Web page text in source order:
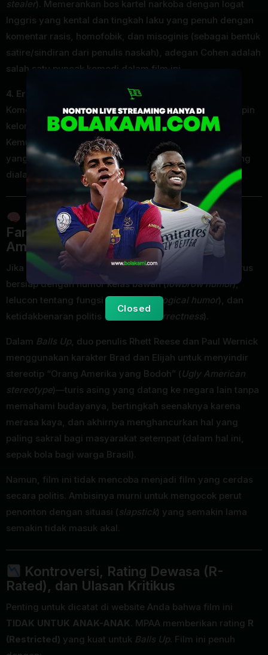
Closed
stealer). Memerankan bos kartel narkoba dengan logat
Inggris yang kental dan tingkah laku yang penuh dengan
komentar rasis, homofobik, dan misoginis (sebagai bentuk
satire/sindiran dari penulis naskah), adegan Cohen adalah
salah satu puncak komedi dalam film ini.
4. Eric André (sebagai Pejuang Lingkungan Aaron)
Komedian absurd Eric André berperan sebagai pemimpin
kelompok
eco-warriordi pedalaman hutan.
Kemunculannya memberikan nuansa komedi surealis
yang semakin menambah tingkat keanehan situasi yang
dialami Brad dan Elijah.
Bedah Film: Gaya Komedi Peter
Farrelly dan Kritik Sosok “Orang
Amerika Bego”
Jika kita membahas film arahan Peter Farrelly, kita harus
bersiap dengan humor kelas bawah (lowbrow humor),
lelucon tentang fungsi tubuh (scatological humor), dan
ketidakbenaran politis ( political incorrectness).
Dalam Balls Up, duo penulis Rhett Reese dan Paul Wernick
menggunakan karakter Brad dan Elijah untuk menyindir
stereotip “Orang Amerika yang Bodoh” (Ugly American
stereotype)—turis asing yang datang ke negara lain tanpa
memahami budayanya, bertingkah seenaknya karena
merasa kaya, dan akhirnya menghancurkan hal yang
paling sakral bagi masyarakat setempat (dalam hal ini,
sepak bola bagi warga Brasil).
Namun, film ini tidak mencoba menjadi film yang cerdas
secara politis. Ambisinya murni untuk mengocok perut
penonton dengan situasi (slapstick) yang semakin lama
semakin tidak masuk akal.
Kontroversi, Rating Dewasa (R-
Rated), dan Ulasan Kritikus
Penting untuk dicatat di website Anda bahwa film ini
TIDAK UNTUK ANAK-ANAK. MPAA memberikan rating R
(Restricted) yang kuat untuk Balls Up. Film ini penuh